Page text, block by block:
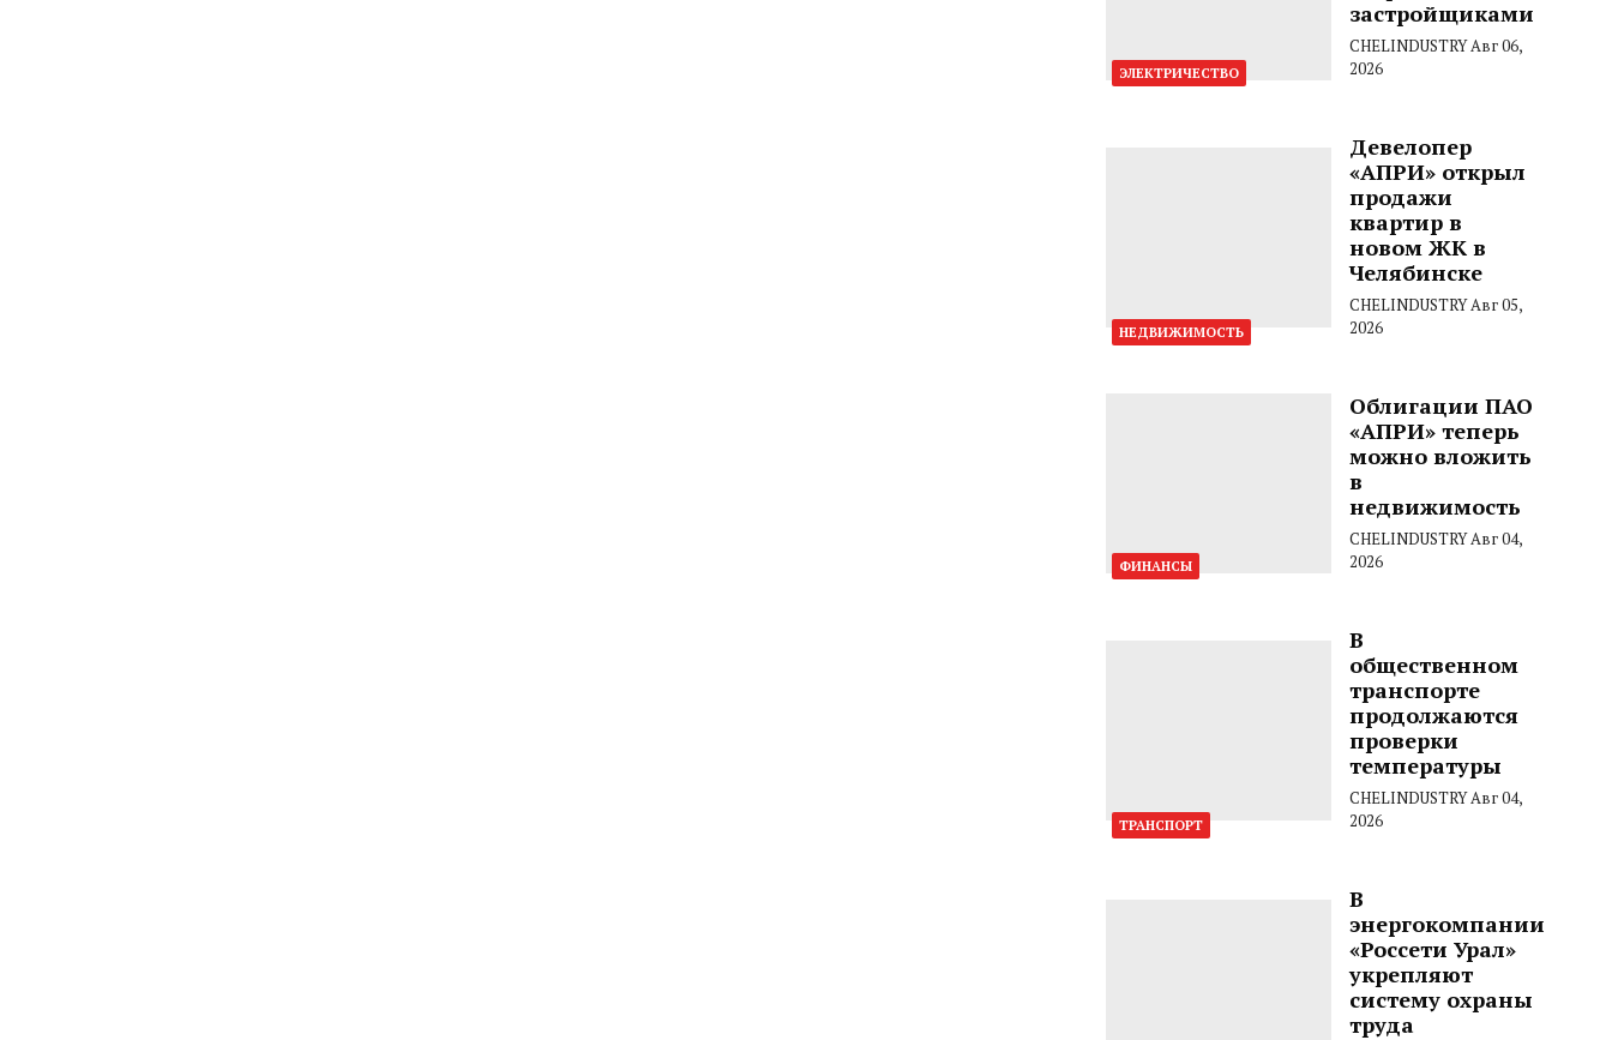
ЭЛЕКТРИЧЕСТВО
застройщиками
CHELINDUSTRYАвг 06,
2026
НЕДВИЖИМОСТЬ
Девелопер
«АПРИ» открыл
продажи
квартир в
новом ЖК в
Челябинске
CHELINDUSTRYАвг 05,
2026
ФИНАНСЫ
Облигации ПАО
«АПРИ» теперь
можно вложить
в
недвижимость
CHELINDUSTRYАвг 04,
2026
ТРАНСПОРТ
В
общественном
транспорте
продолжаются
проверки
температуры
CHELINDUSTRYАвг 04,
2026
В
энергокомпании
«Россети Урал»
укрепляют
систему охраны
труда